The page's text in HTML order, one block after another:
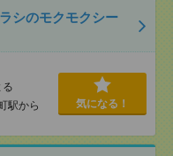
シのモクモクシー
駅から
気になる！